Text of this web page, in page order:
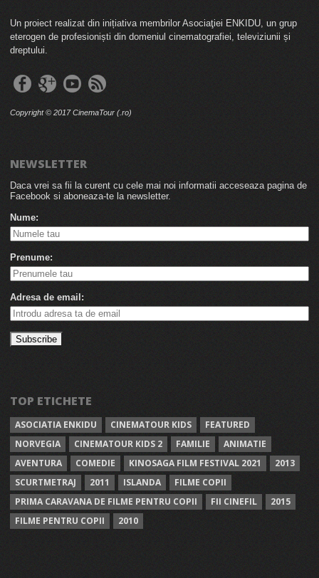
Un proiect realizat din inițiativa membrilor Asociaţiei ENKIDU, un grup
eterogen de profesioniști din domeniul cinematografiei, televiziunii și
dreptului.
Copyright © 2017 CinemaTour (.ro)
NEWSLETTER
Daca vrei sa fii la curent cu cele mai noi informatii acceseaza pagina de
Facebook si aboneaza-te la newsletter.
Nume:
Prenume:
Adresa de email:
TOP ETICHETE
ASOCIATIA ENKIDU CINEMATOUR KIDS
FEATURED
NORVEGIA
CINEMATOUR KIDS 2 FAMILIE
ANIMATIE
AVENTURA
COMEDIE KINOSAGA FILM FESTIVAL 2021
2013
SCURTMETRAJ
2011 ISLANDA
FILME COPII
PRIMA CARAVANA DE FILME PENTRU COPII
FII CINEFIL
2015
FILME PENTRU COPII
2010